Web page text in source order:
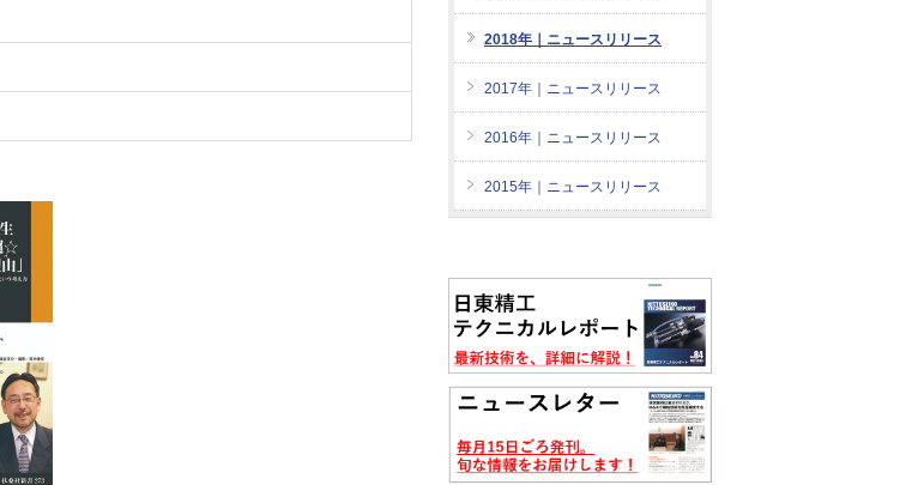
2018年｜ニュースリリース
2017年｜ニュースリリース
2016年｜ニュースリリース
2015年｜ニュースリリース